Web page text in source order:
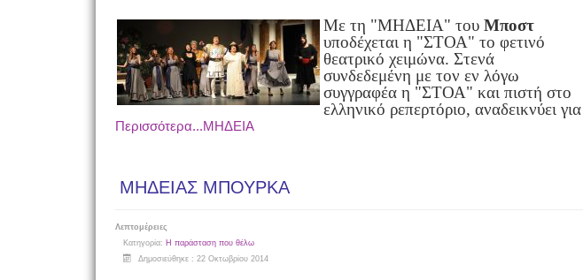
Με τη "ΜΗΔΕΙΑ" του Μποστ
υποδέχεται η "ΣΤΟΑ" το φετινό
θεατρικό χειμώνα. Στενά
συνδεδεμένη με τον εν λόγω
συγγραφέα η "ΣΤΟΑ" και πιστή στο
ελληνικό ρεπερτόριο, αναδεικνύει για
Περισσότερα...ΜΗΔΕΙΑ
ΜΗΔΕΙΑΣ ΜΠΟΥΡΚΑ
Λεπτομέρειες
Κατηγορία: Η παράσταση που θέλω
Δημοσιεύθηκε : 22 Οκτωβρίου 2014